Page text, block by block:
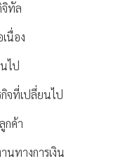
ทัล
นื่อง
ไป
กิจที่เปลี่ยนไป
กค้า
นทางการเงิน